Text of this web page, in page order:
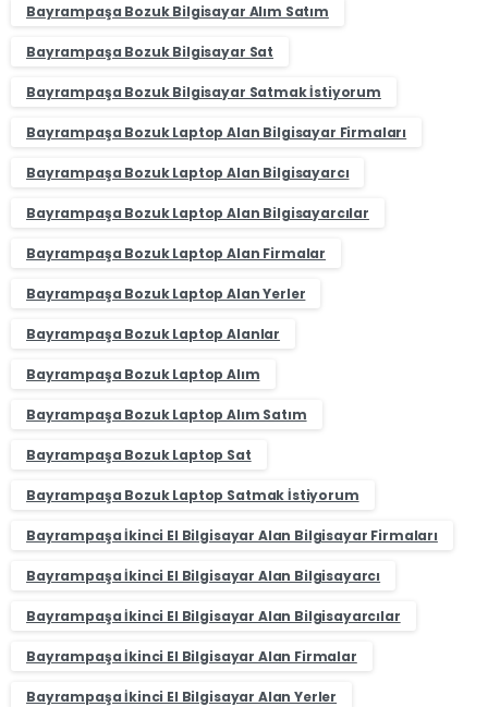
Bayrampaşa Bozuk Bilgisayar Alım Satım
Bayrampaşa Bozuk Bilgisayar Sat
Bayrampaşa Bozuk Bilgisayar Satmak İstiyorum
Bayrampaşa Bozuk Laptop Alan Bilgisayar Firmaları
Bayrampaşa Bozuk Laptop Alan Bilgisayarcı
Bayrampaşa Bozuk Laptop Alan Bilgisayarcılar
Bayrampaşa Bozuk Laptop Alan Firmalar
Bayrampaşa Bozuk Laptop Alan Yerler
Bayrampaşa Bozuk Laptop Alanlar
Bayrampaşa Bozuk Laptop Alım
Bayrampaşa Bozuk Laptop Alım Satım
Bayrampaşa Bozuk Laptop Sat
Bayrampaşa Bozuk Laptop Satmak İstiyorum
Bayrampaşa İkinci El Bilgisayar Alan Bilgisayar Firmaları
Bayrampaşa İkinci El Bilgisayar Alan Bilgisayarcı
Bayrampaşa İkinci El Bilgisayar Alan Bilgisayarcılar
Bayrampaşa İkinci El Bilgisayar Alan Firmalar
Bayrampaşa İkinci El Bilgisayar Alan Yerler